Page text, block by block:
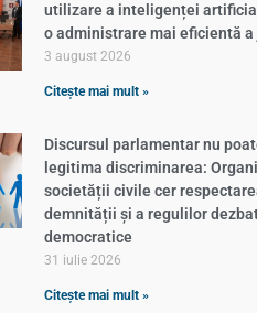
utilizare a inteligenței
o administrare mai eficientă
3 august 2026
Citește mai mult »
Discursul parlamentar nu
legitima discriminarea:
societății civile cer
demnității și a regulilor
democratice
31 iulie 2026
Citește mai mult »